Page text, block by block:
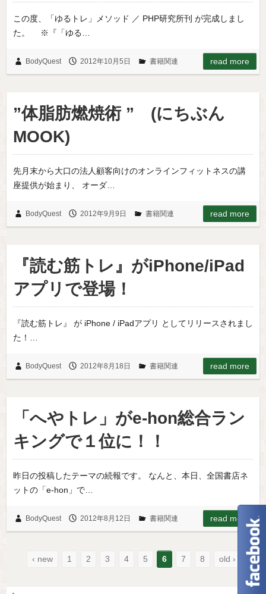
この度、「ゆるトレ」メソッド ／ PHP研究所刊 が完成しまし
た。 ※『「ゆる…
BodyQuest 2012年10月5日 書籍関連 read more
”体脂肪燃焼術 ” (にちぶん
MOOK)
先月末から大口の法人顧客向けのオンラインフィットネスの講
座提供が始まり、 オーダ…
BodyQuest 2012年9月9日 書籍関連 read more
『読む筋トレ』がiPhone/iPad
アプリで登場！
『読む筋トレ』 が iPhone / iPadアプリ としてリリースされまし
た！…
BodyQuest 2012年8月18日 書籍関連 read more
「へやトレ」がe-hon総合ラン
キングで１位に！！
昨日の投稿したテーマの続報です。 なんと、本日、全国書店ネ
ットの「e-hon」で…
BodyQuest 2012年8月12日 書籍関連 read more
‹ new 1 2 3 4 5 6 7 8 old ›